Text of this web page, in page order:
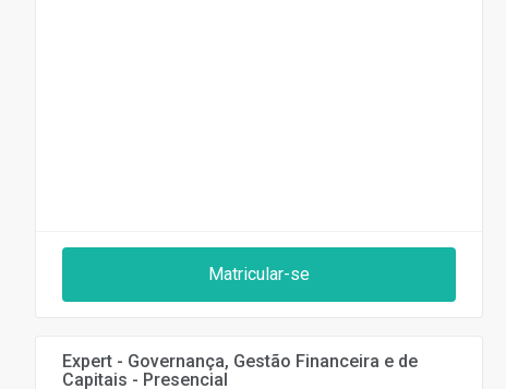
Matricular-se
Expert - Governança, Gestão Financeira e de
Capitais - Presencial